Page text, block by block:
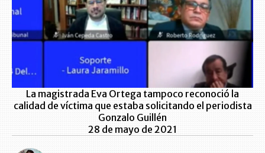
La magistrada Eva Ortega tampoco reconoció la
calidad de víctima que estaba solicitando el periodista
Gonzalo Guillén
28 de mayo de 2021